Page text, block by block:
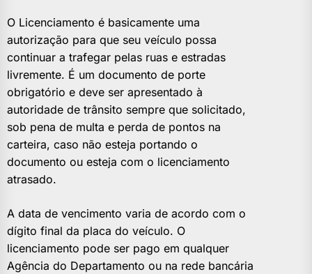
O Licenciamento é basicamente uma
autorização para que seu veículo possa
continuar a trafegar pelas ruas e estradas
livremente. É um documento de porte
obrigatório e deve ser apresentado à
autoridade de trânsito sempre que solicitado,
sob pena de multa e perda de pontos na
carteira, caso não esteja portando o
documento ou esteja com o licenciamento
atrasado.
A data de vencimento varia de acordo com o
dígito final da placa do veículo. O
licenciamento pode ser pago em qualquer
Agência do Departamento ou na rede bancária